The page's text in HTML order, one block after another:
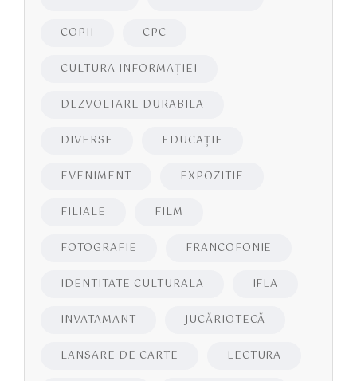
COPII CPC
CULTURA INFORMAŢIEI
DEZVOLTARE DURABILA
DIVERSE EDUCAŢIE
EVENIMENT EXPOZITIE
FILIALE FILM
FOTOGRAFIE FRANCOFONIE
IDENTITATE CULTURALA IFLA
INVATAMANT JUCĂRIOTECĂ
LANSARE DE CARTE LECTURA